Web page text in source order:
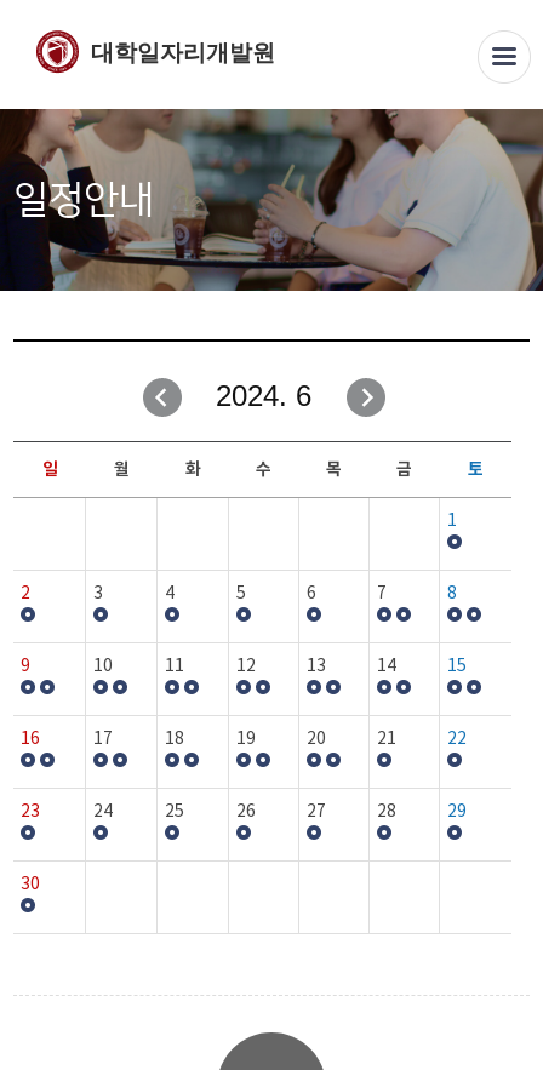
대학일자리개발원
일정안내
2024. 6
일 월 화 수 목 금 토
1
2 3 4 5 6 7 8
9 10 11 12 13 14 15
16 17 18 19 20 21 22
23 24 25 26 27 28 29
30